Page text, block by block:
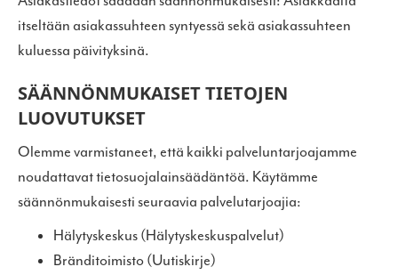
itseltään asiakassuhteen syntyessä sekä asiakassuhteen
kuluessa päivityksinä.
SÄÄNNÖNMUKAISET TIETOJEN
LUOVUTUKSET
Olemme varmistaneet, että kaikki palveluntarjoajamme
noudattavat tietosuojalainsäädäntöä. Käytämme
säännönmukaisesti seuraavia palvelutarjoajia:
Hälytyskeskus (Hälytyskeskuspalvelut)
Bränditoimisto (Uutiskirje)